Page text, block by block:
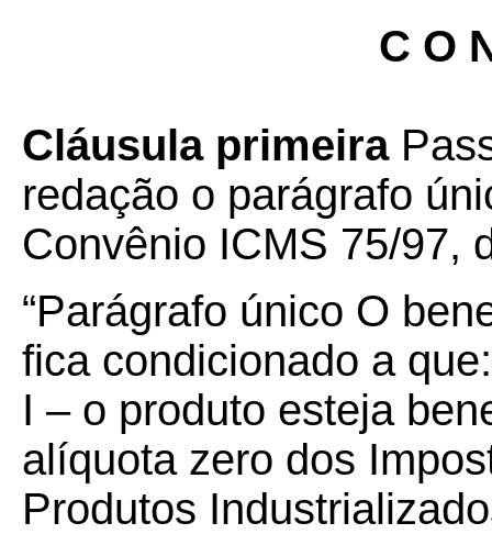
C O
Cláusula primeira
redação o parágrafo
Convênio ICMS 75/97,
“Parágrafo único O
fica condicionado a que:
I – o produto esteja
alíquota zero dos
Produtos